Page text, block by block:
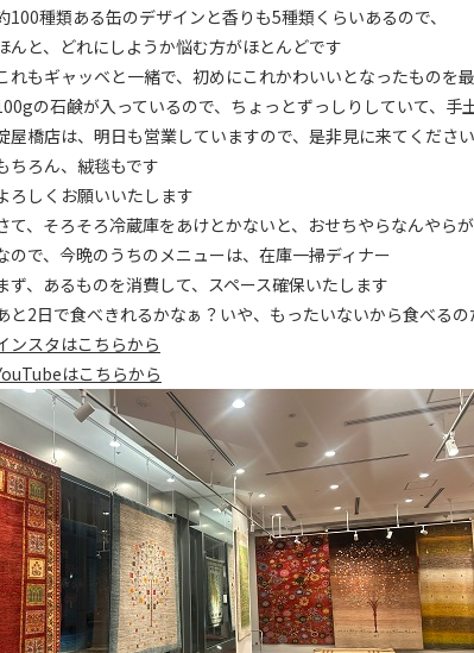
100種類ある缶のデザインと香りも5種類くらいあるので、
んと、どれにしようか悩む方がほとんどです
れもギャッベと一緒で、初めにこれかわいいとなったものを
の石鹸が入っているので、ちょっとずっしりしていて、手
屋橋店は、明日も営業していますので、是非見に来てください
ちろん、絨毯もです
ろしくお願いいたします
て、そろそろ冷蔵庫をあけとかないと、おせちやらなんやら
ので、今晩のうちのメニューは、在庫一掃ディナー
ず、あるものを消費して、スペース確保いたします
と2日で食べきれるかなぁ？いや、もったいないから食べるの
ンスタはこちらから
はこちらから